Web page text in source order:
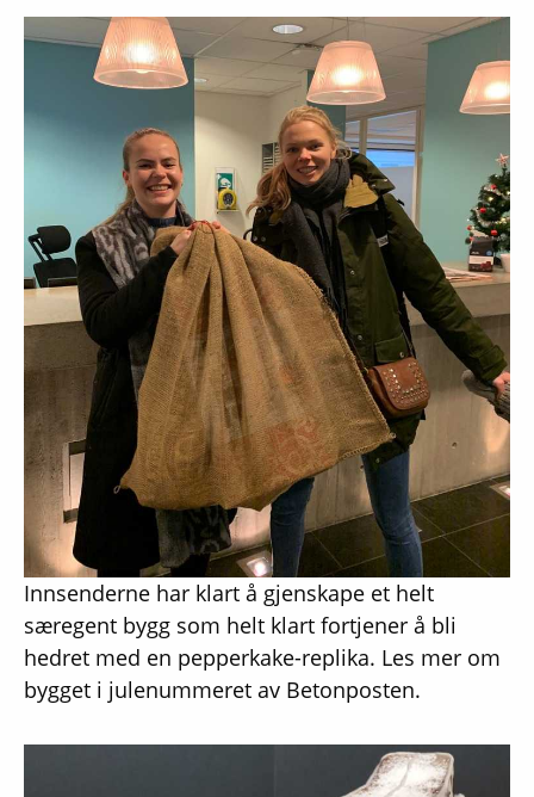
Innsenderne har klart å gjenskape et helt
særegent bygg som helt klart fortjener å bli
hedret med en pepperkake-replika. Les mer om
bygget i julenummeret av Betonposten.